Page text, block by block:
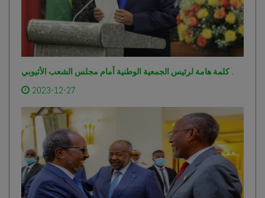
كلمة هامة لرئيس الجمعية الوطنية أمام مجلس الشعب الأثيوبي .
2023-12-27